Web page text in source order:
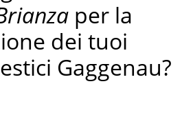
per la
dei tuoi
Gaggenau?